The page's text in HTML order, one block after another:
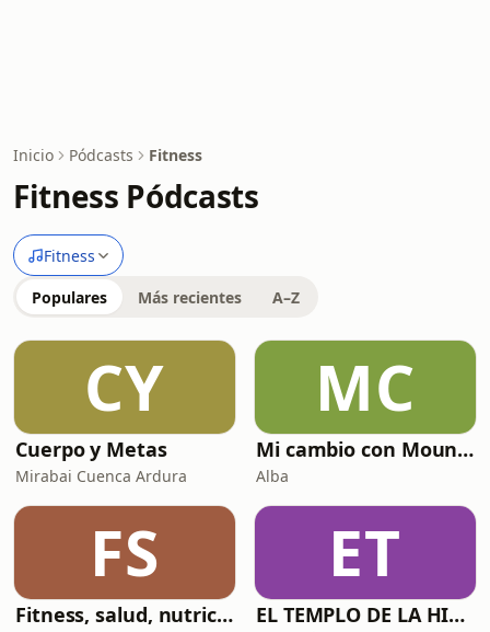
Inicio Pódcasts Fitness
Fitness Pódcasts
Fitness
Populares Más recientes A–Z
CY
Cuerpo y Metas
Mirabai Cuenca Ardura
MC
Mi cambio con Mounjaro
Alba
FS
Fitness, salud, nutrición y deporte con José Alberto Benítez-Andrades - Jabefitness
ET
EL TEMPLO DE LA HIPERTROFIA